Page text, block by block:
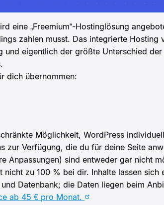
eine „Freemium“-Hostinglösung
zahlen musst. Das integrierte
eigentlich der größte Unterschied
dich übernommen:
Möglichkeit, WordPress
zur Verfügung, die du für deine Seite
Anpassungen) sind entweder gar nicht
zu 100 % bei dir. Inhalte lassen sich
Datenbank; die Daten liegen beim
ab 45 € pro Monat.